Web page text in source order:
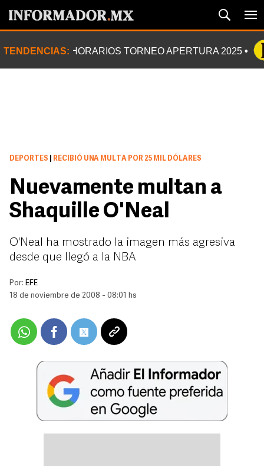
TENDENCIAS: HORARIOS TORNEO APERTURA 2025
DEPORTES RECIBIÓ UNA MULTA POR 25 MIL DÓLARES
Nuevamente multan a
Shaquille O'Neal
O'Neal ha mostrado la imagen más agresiva
desde que llegó a la NBA
Por: EFE
18 de noviembre de 2008 - 08:01 hs